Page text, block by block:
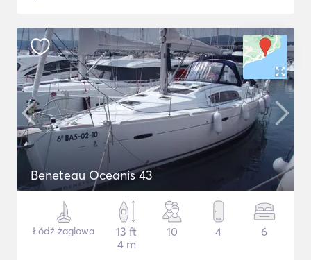
Beneteau Oceanis 43
Łódź żaglowa
13 ft
4 m
10 4 6